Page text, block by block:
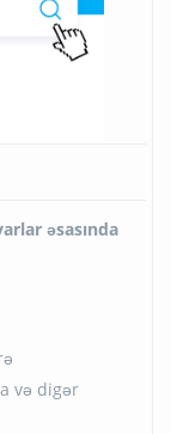
əsasında
və digər